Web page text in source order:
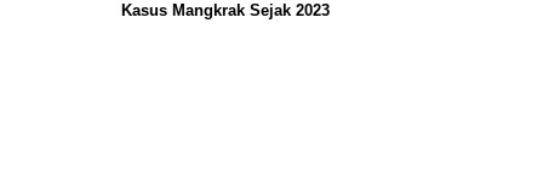
Kasus Mangkrak Sejak 2023